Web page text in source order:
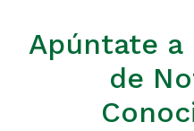
Apúntate
de